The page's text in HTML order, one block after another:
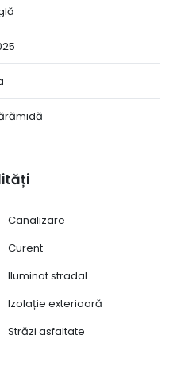
Canalizare
Curent
Iluminat stradal
Izolație exterioară
Străzi asfaltate